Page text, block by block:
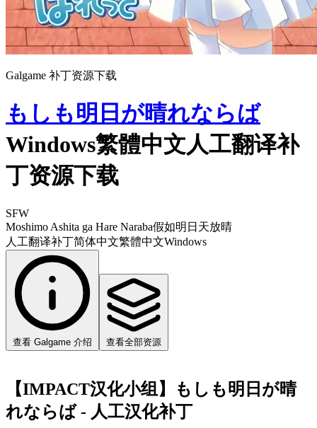
Galgame 补丁资源下载
もしも明日が晴れならば
Windows繁體中文人工翻译补
丁资源下载
SFW
Moshimo Ashita ga Hare Naraba假如明日天放晴
人工翻译补丁简体中文繁體中文Windows
查看 Galgame 介绍 查看全部资源
【IMPACT汉化小组】もしも明日が晴
れならば - 人工汉化补丁